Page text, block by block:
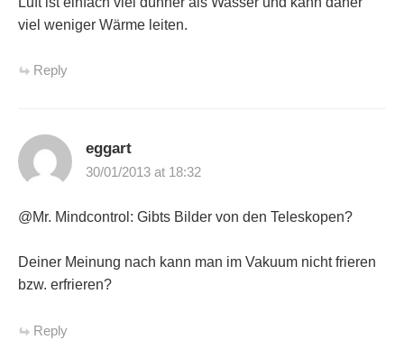
viel weniger Wärme leiten.
Reply
eggart
30/01/2013 at 18:32
@Mr. Mindcontrol: Gibts Bilder von den Teleskopen?
Deiner Meinung nach kann man im Vakuum nicht frieren
bzw. erfrieren?
Reply